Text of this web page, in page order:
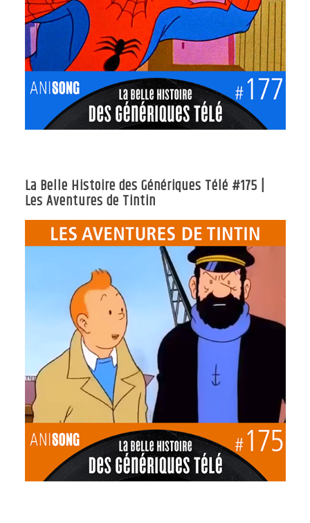
La Belle Histoire des Génériques Télé #175 |
Les Aventures de Tintin